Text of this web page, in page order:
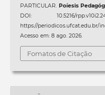
PARTICULAR. Poíesis
DOI: 10.5216/
https://periodicos.ufcat.edu.br/
Acesso em: 8 ago. 2026.
Fomatos de Citação